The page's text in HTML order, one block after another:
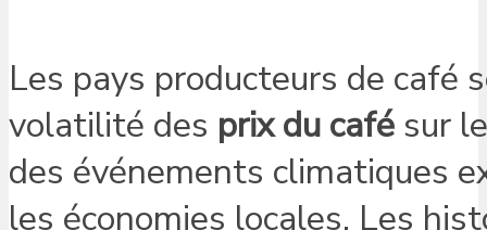
Les pays producteurs de café
volatilité des prix du café sur
des événements climatiques
les économies locales. Les